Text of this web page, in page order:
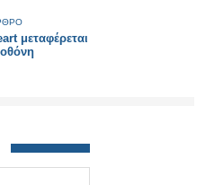
μεταφέρεται